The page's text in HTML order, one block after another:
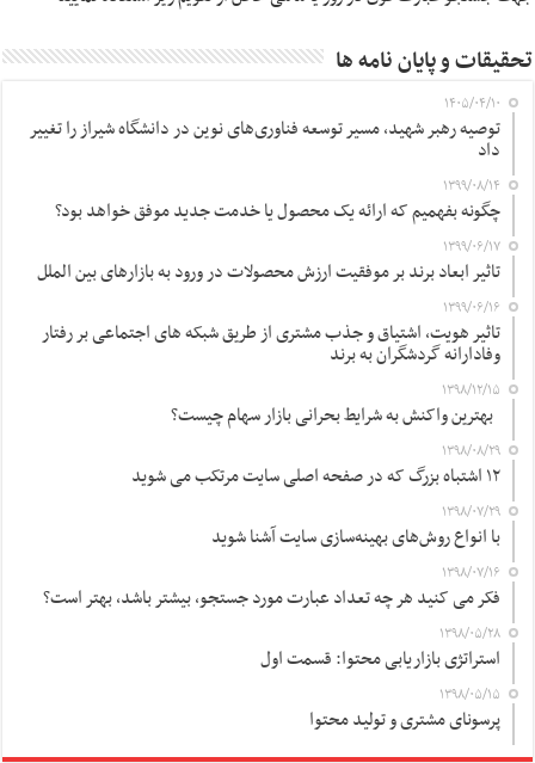
تحقیقات و پایان نامه ها
۱۴۰۵/۰۴/۱۰
توصیه رهبر شهید، مسیر توسعه فناوری‌های نوین در دانشگاه شیراز را تغییر
داد
۱۳۹۹/۰۸/۱۴
چگونه بفهمیم که ارائه یک محصول یا خدمت جدید موفق خواهد بود؟
۱۳۹۹/۰۶/۱۷
تاثیر ابعاد برند بر موفقیت ارزش محصولات در ورود به بازارهای بین الملل
۱۳۹۹/۰۶/۱۶
تاثیر هویت، اشتیاق و جذب مشتری از طریق شبکه های اجتماعی بر رفتار
وفادارانه گردشگران به برند
۱۳۹۸/۱۲/۱۵
بهترین واکنش به شرایط بحرانی بازار سهام چیست؟
۱۳۹۸/۰۸/۲۹
۱۲ اشتباه بزرگ که در صفحه اصلی سایت مرتکب می شوید
۱۳۹۸/۰۷/۲۹
با انواع روش‌های بهینه‌سازی سایت آشنا شوید
۱۳۹۸/۰۷/۱۶
فکر می کنید هر چه تعداد عبارت مورد جستجو، بیشتر باشد، بهتر است؟
۱۳۹۸/۰۵/۲۸
استراتژی بازاریابی محتوا: قسمت اول
۱۳۹۸/۰۵/۱۵
پرسونای مشتری و تولید محتوا